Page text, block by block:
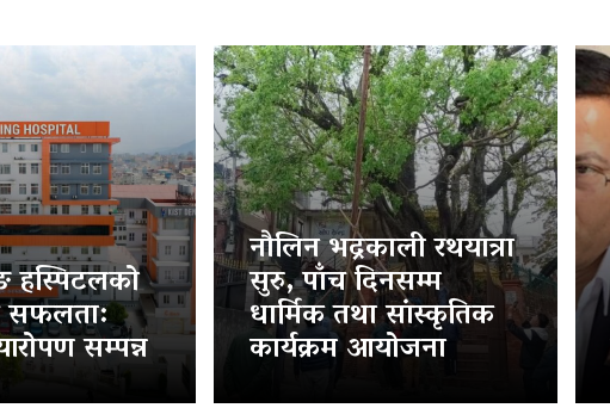
हस्पिटलको
सफलता:
सम्पन्न
नौलिन भद्रकाली रथयात्रा
सुरु, पाँच दिनसम्म
धार्मिक तथा सांस्कृतिक
कार्यक्रम आयोजना